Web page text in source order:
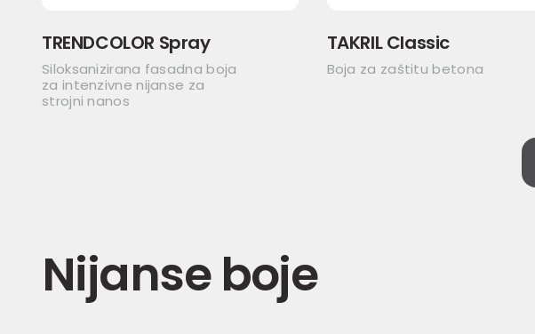
TRENDCOLOR Spray
Siloksanizirana fasadna boja
za intenzivne nijanse za
strojni nanos
TAKRIL Classic
Boja za zaštitu betona
Nijanse boje